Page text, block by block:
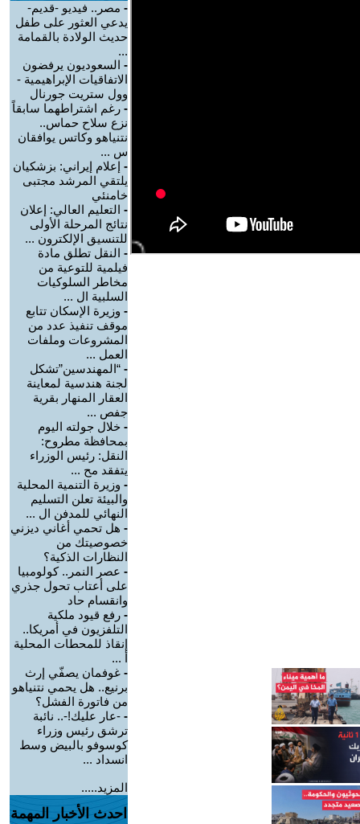
- مصر.. فيديو -قديم-
يدعي العثور على طفل
حديث الولادة بالقمامة
...
- السعوديون يرفضون
الاتفاقيات الإبراهيمية -
وول ستريت جورنال
- رغم اشتراطهما سابقاً
نزع سلاح حماس..
نتنياهو وكاتس يوافقان
س ...
- إعلام إيراني: بزشكيان
يلتقي المرشد مجتبى
خامنئي
- التعليم العالي: إعلان
نتائج المرحلة الأولى
للتنسيق الإلكترون ...
- النقل تطلق مادة
فيلمية للتوعية من
مخاطر السلوكيات
السلبية ال ...
- وزيرة الإسكان تتابع
موقف تنفيذ عدد من
المشروعات وملفات
العمل ...
- “المهندسين”تشكل
لجنة هندسية لمعاينة
العقار المنهار بقرية
جفص ...
- خلال جولته اليوم
بمحافظة مطروح:
النقل: رئيس الوزراء
يتفقد مح ...
- وزيرة التنمية المحلية
والبيئة تعلن التسليم
النهائي للمدفن ال ...
- هل تحمي أغاني ديزني
خصوصيتك من
النظارات الذكية؟
- عصر النمر.. كولومبيا
على أعتاب تحول جذري
وانقسام حاد
- رفع قيود ملكية
التلفزيون في أمريكا..
إنقاذ للمحطات المحلية
أ ...
- غوفمان يصفّي إرث
برنيع.. هل يحمي نتنياهو
من فاتورة الفشل؟
- -عار عليك!-.. نائبة
ترشق رئيس وزراء
كوسوفو بالبيض وسط
انسداد ...
المزيد.....
احدث الأخبار المهمة